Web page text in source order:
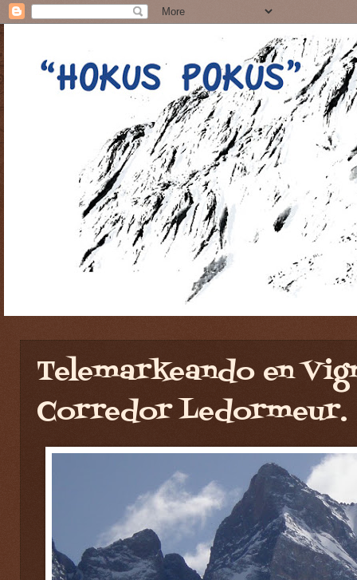
Telemarkeando en
Corredor Ledormeur.